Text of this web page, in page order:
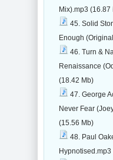
Mix).mp3 (16.87
45. Solid
Enough
46. Turn &
Renaissance
(18.42 Mb)
47. George
Never Fear
(15.56 Mb)
48. Paul